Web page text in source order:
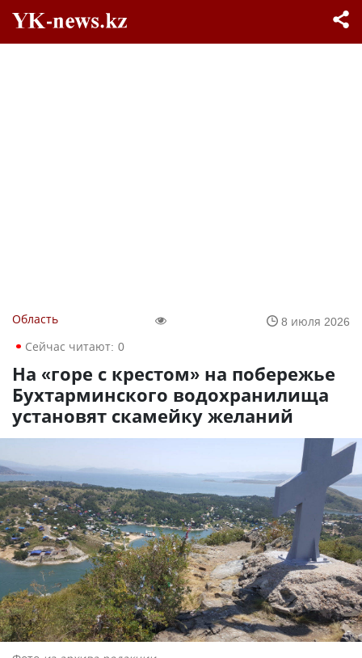
Область
8 июля 2026
Сейчас читают: 0
На «горе с крестом» на побережье
Бухтарминского водохранилища
установят скамейку желаний